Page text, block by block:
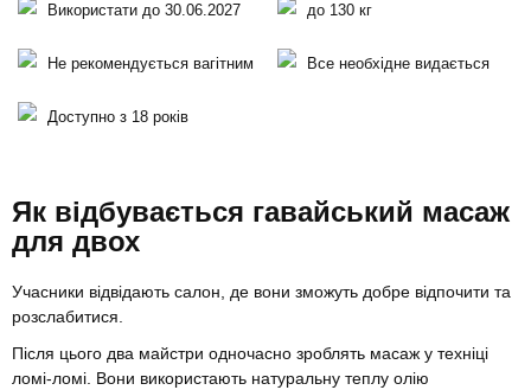
Використати до 30.06.2027 до 130 кг
Не рекомендується вагітним Все необхідне видається
Доступно з 18 років
Як відбувається гавайський масаж
для двох
Учасники відвідають салон, де вони зможуть добре відпочити та
розслабитися.
Після цього два майстри одночасно зроблять масаж у техніці
ломі-ломі. Вони використають натуральну теплу олію